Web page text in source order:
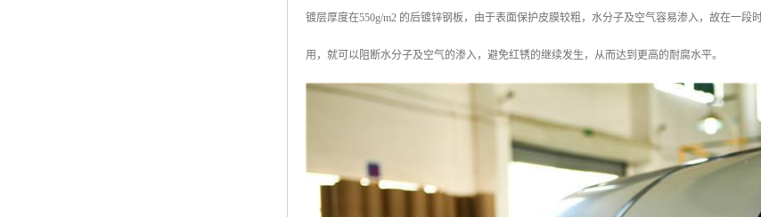
镀层厚度在550g/m2 的后镀锌钢板，由于表面保护皮膜较粗，水分子及空气容易渗入，故在一
用，就可以阻断水分子及空气的渗入，避免红锈的继续发生，从而达到更高的耐腐水平。